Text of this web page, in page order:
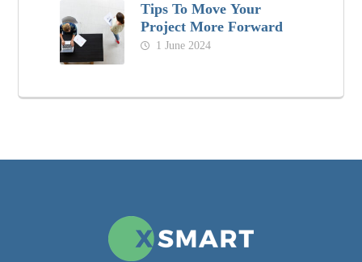
Tips To Move Your
Project More Forward
1 June 2024